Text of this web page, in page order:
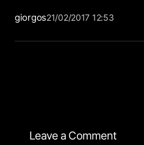
giorgos21/02/2017 12:53
Leave a Comment